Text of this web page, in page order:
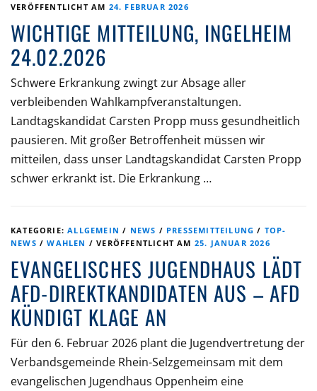
VERÖFFENTLICHT AM 24. FEBRUAR 2026
WICHTIGE MITTEILUNG, INGELHEIM
24.02.2026
Schwere Erkrankung zwingt zur Absage aller
verbleibenden Wahlkampfveranstaltungen.
Landtagskandidat Carsten Propp muss gesundheitlich
pausieren. Mit großer Betroffenheit müssen wir
mitteilen, dass unser Landtagskandidat Carsten Propp
schwer erkrankt ist. Die Erkrankung …
KATEGORIE:ALLGEMEIN / NEWS / PRESSEMITTEILUNG / TOP-
NEWS /WAHLEN /VERÖFFENTLICHT AM 25. JANUAR 2026
EVANGELISCHES JUGENDHAUS LÄDT
AFD-DIREKTKANDIDATEN AUS – AFD
KÜNDIGT KLAGE AN
Für den 6. Februar 2026 plant die Jugendvertretung der
Verbandsgemeinde Rhein-Selzgemeinsam mit dem
evangelischen Jugendhaus Oppenheim eine